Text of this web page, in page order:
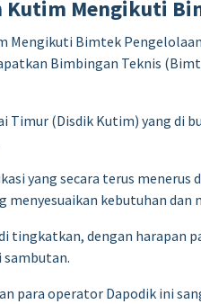
Kutim Mengikuti
Mengikuti Bimtek
Bimbingan Teknis
(Disdik Kutim) yang di
yang secara terus menerus
menyesuaikan kebutuhan
tingkatkan, dengan
sambutan.
para operator Dapodik ini